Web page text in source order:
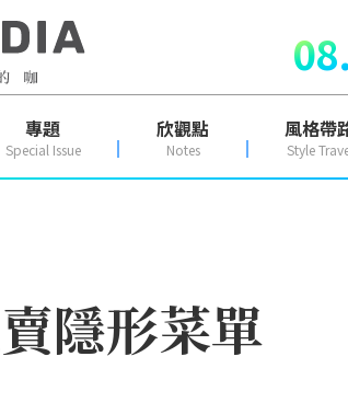
專題
Special Issue
欣觀點
Notes
風格帶
Style
隱形菜單